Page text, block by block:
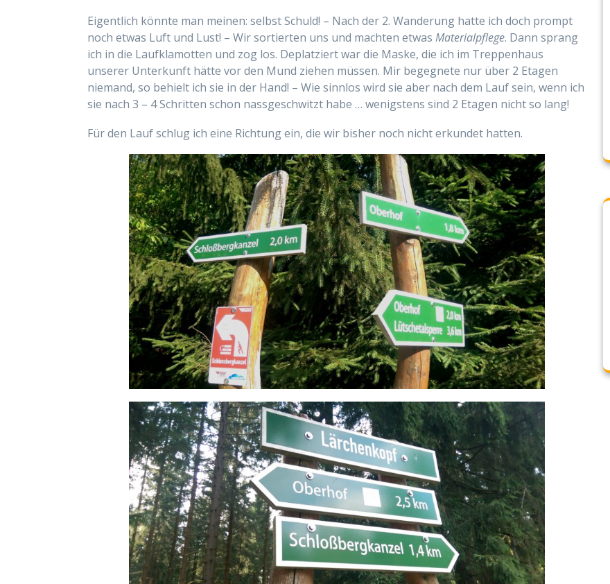
Eigentlich könnte man meinen: selbst Schuld! – Nach der 2. Wanderung hatte ich doch prompt
noch etwas Luft und Lust! – Wir sortierten uns und machten etwas Materialpflege. Dann sprang
ich in die Laufklamotten und zog los. Deplatziert war die Maske, die ich im Treppenhaus
unserer Unterkunft hätte vor den Mund ziehen müssen. Mir begegnete nur über 2 Etagen
niemand, so behielt ich sie in der Hand! – Wie sinnlos wird sie aber nach dem Lauf sein, wenn ich
sie nach 3 – 4 Schritten schon nassgeschwitzt habe … wenigstens sind 2 Etagen nicht so lang!
Für den Lauf schlug ich eine Richtung ein, die wir bisher noch nicht erkundet hatten.